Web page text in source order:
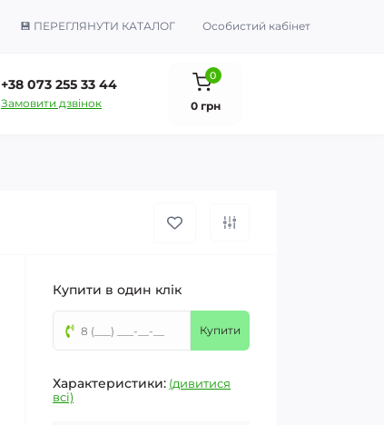
💾 ПЕРЕГЛЯНУТИ КАТАЛОГ Особистий кабінет
+38 073 255 33 44
Замовити дзвінок
0
0 грн
Купити в один клік
Купити
Характеристики: (дивитися
всі)